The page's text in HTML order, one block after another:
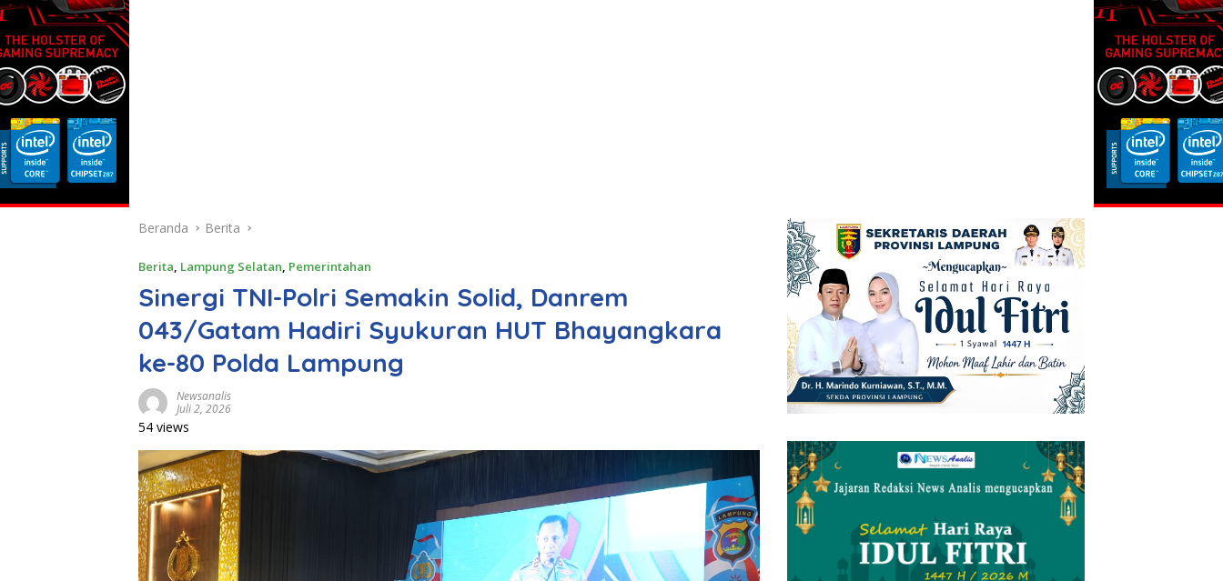
Beranda Berita
Berita, Lampung Selatan, Pemerintahan
Sinergi TNI-Polri Semakin Solid, Danrem
043/Gatam Hadiri Syukuran HUT Bhayangkara
ke-80 Polda Lampung
Newsanalis
Juli 2, 2026
54 views